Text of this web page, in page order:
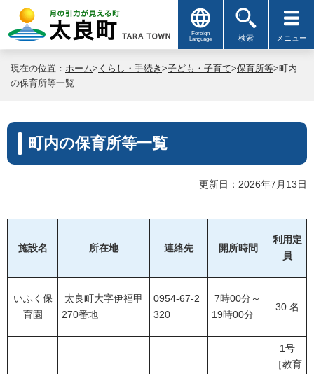
Foreign
Language
検索 メニュー
現在の位置： ホーム> くらし・手続き >子ども・子育て>保育所等>町内
の保育所等一覧
町内の保育所等一覧
更新日：2026年7月13日
施設名 所在地 連絡先 開所時間
利用定
員
いふく保
育園
太良町大字伊福甲
270番地
0954-67-2
320
7時00分～
19時00分
30 名
1号
［教育